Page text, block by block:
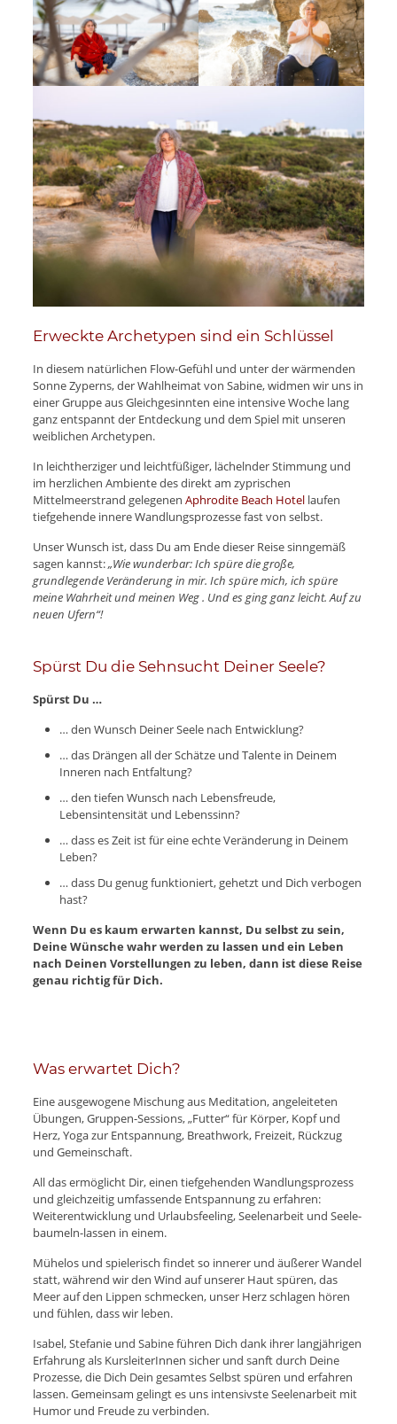
Erweckte Archetypen sind ein Schlüssel
In diesem natürlichen Flow-Gefühl und unter der wärmenden
Sonne Zyperns, der Wahlheimat von Sabine, widmen wir uns in
einer Gruppe aus Gleichgesinnten eine intensive Woche lang
ganz entspannt der Entdeckung und dem Spiel mit unseren
weiblichen Archetypen.
In leichtherziger und leichtfüßiger, lächelnder Stimmung und
im herzlichen Ambiente des direkt am zyprischen
Mittelmeerstrand gelegenen Aphrodite Beach Hotellaufen
tiefgehende innere Wandlungsprozesse fast von selbst.
Unser Wunsch ist, dass Du am Ende dieser Reise sinngemäß
sagen kannst:„Wie wunderbar: Ich spüre die große,
grundlegende Veränderung in mir. Ich spüre mich, ich spüre
meine Wahrheit und meinen Weg . Und es ging ganz leicht. Auf zu
neuen Ufern“!
Spürst Du die Sehnsucht Deiner Seele?
Spürst Du …
… den Wunsch Deiner Seele nach Entwicklung?
… das Drängen all der Schätze und Talente in Deinem
Inneren nach Entfaltung?
… den tiefen Wunsch nach Lebensfreude,
Lebensintensität und Lebenssinn?
… dass es Zeit ist für eine echte Veränderung in Deinem
Leben?
… dass Du genug funktioniert, gehetzt und Dich verbogen
hast?
Wenn Du es kaum erwarten kannst, Du selbst zu sein,
Deine Wünsche wahr werden zu lassen und ein Leben
nach Deinen Vorstellungen zu leben, dann ist diese Reise
genau richtig für Dich.
Was erwartet Dich?
Eine ausgewogene Mischung aus Meditation, angeleiteten
Übungen, Gruppen-Sessions, „Futter“ für Körper, Kopf und
Herz, Yoga zur Entspannung, Breathwork, Freizeit, Rückzug
und Gemeinschaft.
All das ermöglicht Dir, einen tiefgehenden Wandlungsprozess
und gleichzeitig umfassende Entspannung zu erfahren:
Weiterentwicklung und Urlaubsfeeling, Seelenarbeit und Seele-
baumeln-lassen in einem.
Mühelos und spielerisch findet so innerer und äußerer Wandel
statt, während wir den Wind auf unserer Haut spüren, das
Meer auf den Lippen schmecken, unser Herz schlagen hören
und fühlen, dass wir leben.
Isabel, Stefanie und Sabine führen Dich dank ihrer langjährigen
Erfahrung als KursleiterInnen sicher und sanft durch Deine
Prozesse, die Dich Dein gesamtes Selbst spüren und erfahren
lassen. Gemeinsam gelingt es uns intensivste Seelenarbeit mit
Humor und Freude zu verbinden.